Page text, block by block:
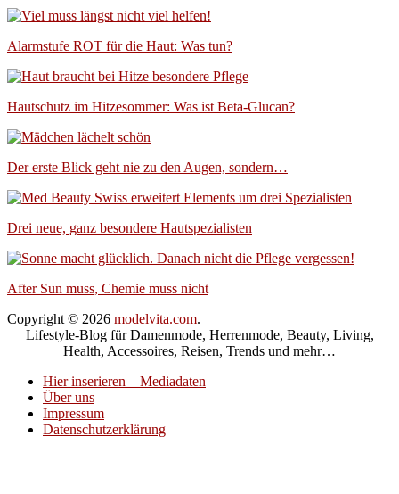
Alarmstufe ROT für die Haut: Was tun?
Hautschutz im Hitzesommer: Was ist Beta-Glucan?
Der erste Blick geht nie zu den Augen, sondern…
Drei neue, ganz besondere Hautspezialisten
After Sun muss, Chemie muss nicht
Copyright © 2026 modelvita.com.
Lifestyle-Blog für Damenmode, Herrenmode, Beauty, Living,
Health, Accessoires, Reisen, Trends und mehr…
Hier inserieren – Mediadaten
Über uns
Impressum
Datenschutzerklärung